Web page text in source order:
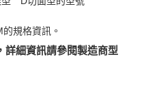
規格資訊。
詳細資訊請參閱製造商型